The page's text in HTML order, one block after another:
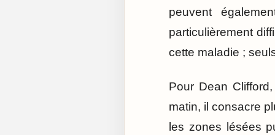
peuvent
particulièrement
cette maladie ;
Pour Dean
matin, il consacre
les zones lésées